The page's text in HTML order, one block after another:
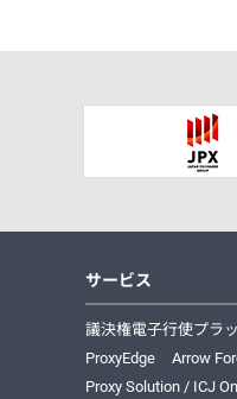
株式会社ICJサービス
議決権電子行使プラ
ProxyEdge
Arrow
Proxy Solution / ICJ